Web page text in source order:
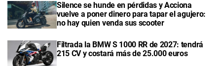
Silence se hunde en pérdidas y Acciona
vuelve a poner dinero para tapar el agujero:
no hay quien venda sus scooter
Filtrada la BMW S 1000 RR de 2027: tendrá
215 CV y costará más de 25.000 euros